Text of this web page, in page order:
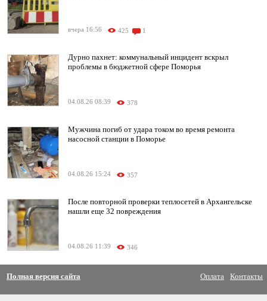
вчера 16:56 425 1
Дурно пахнет: коммунальный инцидент вскрыл
проблемы в бюджетной сфере Поморья
04.08.26 08:39 378
Мужчина погиб от удара током во время ремонта
насосной станции в Поморье
04.08.26 15:24 357
После повторной проверки теплосетей в Архангельске
нашли еще 32 повреждения
04.08.26 11:39 346
Полная версия сайта Оплата Контакты